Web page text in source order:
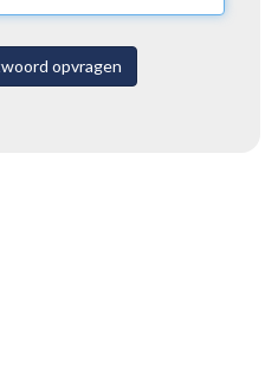
opvragen